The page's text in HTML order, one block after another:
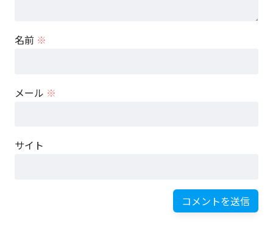
名前 ※
メール ※
サイト